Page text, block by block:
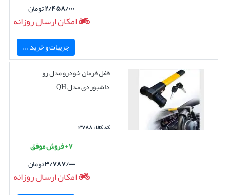
۲/۴۵۸/۰۰۰تومان
امکان ارسال روزانه
جزییات و خرید ...
قفل فرمان خودرو مدل رو
داشبوردی مدل QH
کد کالا : ۳۷۸۸
۷+ فروش موفق
۳/۷۸۷/۰۰۰تومان
امکان ارسال روزانه